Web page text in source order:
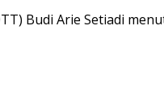
Budi Arie Setiadi